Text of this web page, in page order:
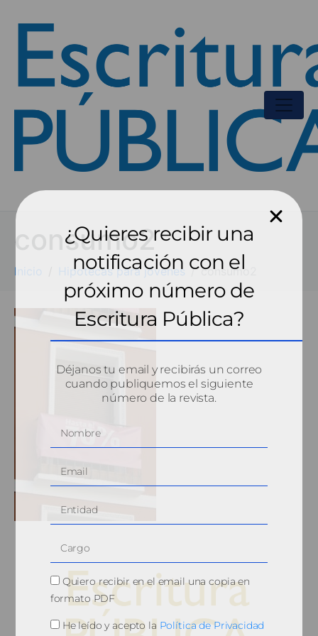
consumo2
Inicio Hipotecas para jóvenes consumo2
¿Quieres recibir una
notificación con el
próximo número de
Escritura Pública?
Déjanos tu email y recibirás un correo
cuando publiquemos el siguiente
número de la revista.
Quiero recibir en el email una copia en
formato PDF
He leído y acepto la Política de Privacidad